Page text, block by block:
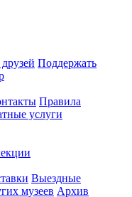
Поддержать
Правила
услуги
Выездные
музеев Архив